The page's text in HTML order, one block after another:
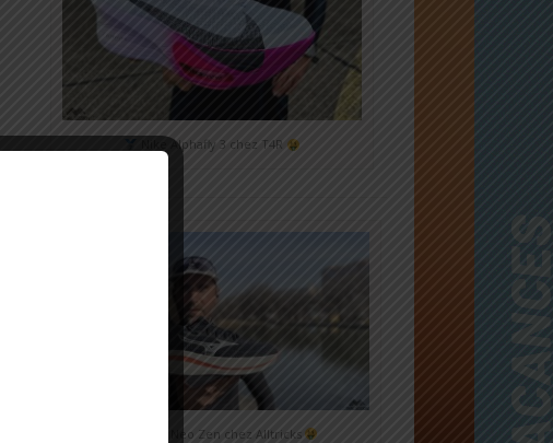
Nike Alphafly 3 chez T4R
Mizuno Neo Zen chez Alltricks